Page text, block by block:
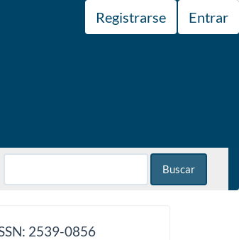
Registrarse Entrar
Buscar
2539-0856